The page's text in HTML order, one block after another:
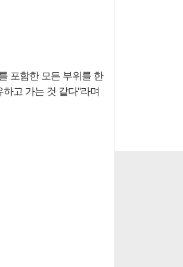
포함한 모든 부위를 한
고 가는 것 같다"라며